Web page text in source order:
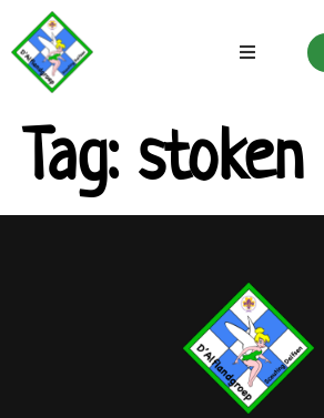
Speltakken
Over ons
Tag: stoken